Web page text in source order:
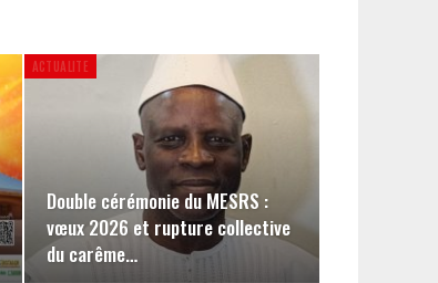
ACTUALITE
Double cérémonie du MESRS :
vœux 2026 et rupture collective
du carême…